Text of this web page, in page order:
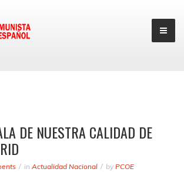
DE NUESTRA CALIDAD DE
in Actualidad Nacional by PCOE